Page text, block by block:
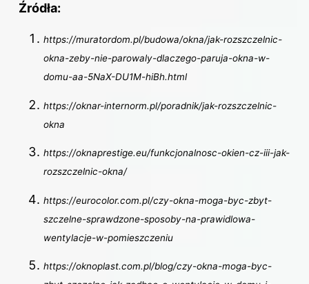
Źródła:
https://muratordom.pl/budowa/okna/jak-rozszczelnic-
okna-zeby-nie-parowaly-dlaczego-paruja-okna-w-
domu-aa-5NaX-DU1M-hiBh.html
https://oknar-internorm.pl/poradnik/jak-rozszczelnic-
okna
https://oknaprestige.eu/funkcjonalnosc-okien-cz-iii-jak-
rozszczelnic-okna/
https://eurocolor.com.pl/czy-okna-moga-byc-zbyt-
szczelne-sprawdzone-sposoby-na-prawidlowa-
wentylacje-w-pomieszczeniu
https://oknoplast.com.pl/blog/czy-okna-moga-byc-